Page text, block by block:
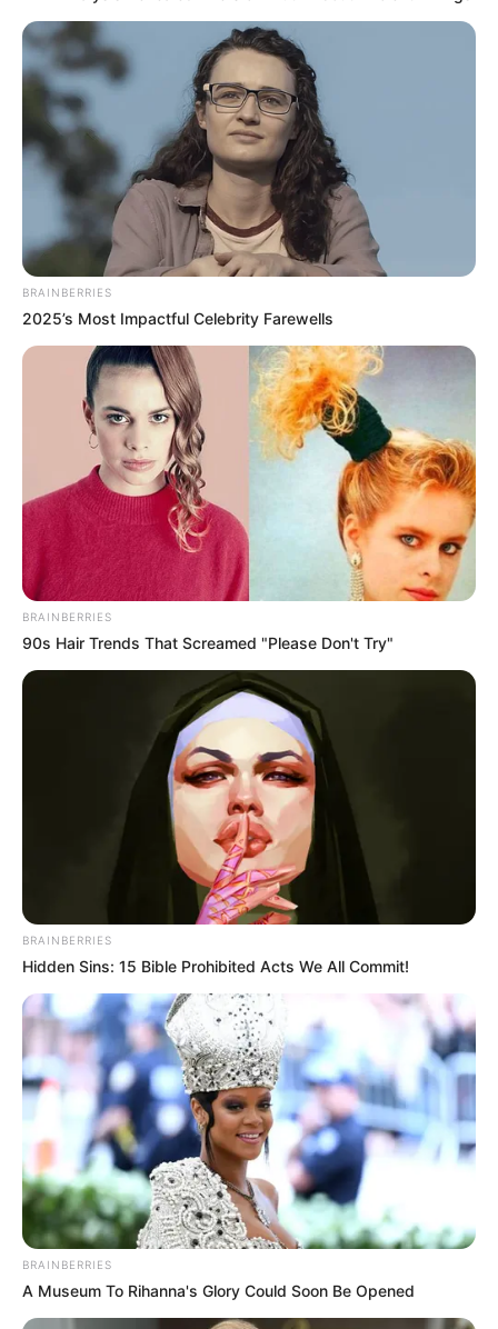
Kapan iamerayakan ulang tahunnya?
Dia merayakannya pada tanggal 25 Agustus.
Apa agamanya?
Agamanya adalah Kristen.
Berapa tingginya?
Tingginya 168 cm.
Siapa orang tuanya?
Dia tidak mengungkapkan nama ayah dan ibunya.
Apakah iasudah menikah?
Dia belum menikah. Tidak ada informasi apakah dia sedang
menjalin hubungan atau tidak.
Siapa mantan pacarnya?
Tidak diketahui siapa mantan pacarnya.
Berapa Kekayaannya ?
Kekayaan bersihnya sekitar 100 ribu-1 juta dollar atau 1,6 miliar-
16 miliar rupiah.
Apa kewarganegaraannya?
Kewarganegaraannya adalah Thailand.
gluwee.com/yanisa-samohom
BINTANG ONLYFANS MODEL SELEBGRAM
SELEBRITI MANCANEGARA
YOUTUBER
BRAINBERRIES
2025’s Most Impactful Celebrity Farewells
BRAINBERRIES
90s Hair Trends That Screamed "Please Don't Try"
BRAINBERRIES
Hidden Sins: 15 Bible Prohibited Acts We All Commit!
BRAINBERRIES
A Museum To Rihanna's Glory Could Soon Be Opened